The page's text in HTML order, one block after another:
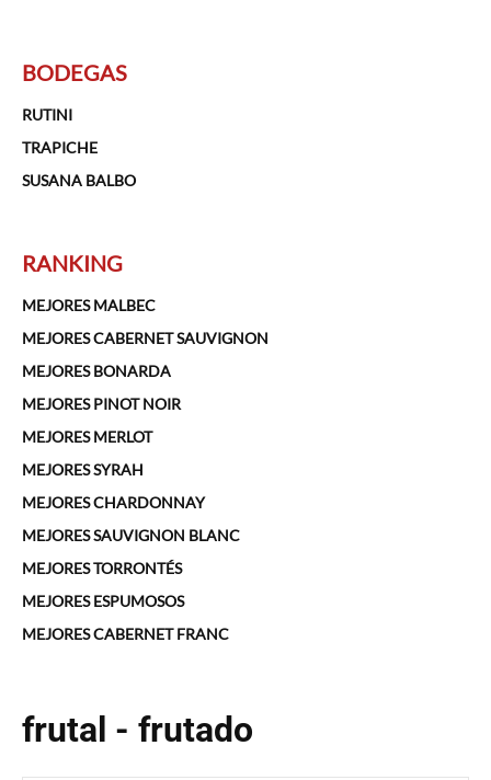
BODEGAS
RUTINI
TRAPICHE
SUSANA BALBO
RANKING
MEJORES MALBEC
MEJORES CABERNET SAUVIGNON
MEJORES BONARDA
MEJORES PINOT NOIR
MEJORES MERLOT
MEJORES SYRAH
MEJORES CHARDONNAY
MEJORES SAUVIGNON BLANC
MEJORES TORRONTÉS
MEJORES ESPUMOSOS
MEJORES CABERNET FRANC
frutal - frutado